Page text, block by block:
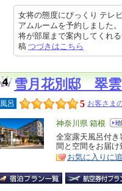
女将の態度にびっくり テレ
アムルームを予約しました
将が部屋まで案内してくれ
稿 つづきはこちら
雪月花別邸 翠
風呂 5 お客さま
エ
リ
ア
神奈川県 箱根
特
徴
全室露天風呂付
間と空間をお届け
お気に入りに